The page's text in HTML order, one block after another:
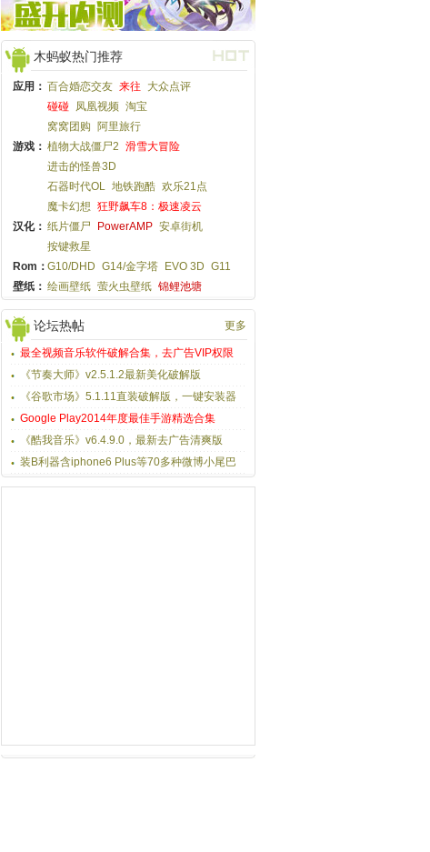
木蚂蚁热门推荐
应用： 百合婚恋交友 来往
大众点评
碰碰 凤凰视频 淘宝
窝窝团购
阿里旅行
游戏： 植物大战僵尸2 滑雪大冒险
进击的怪兽3D
石器时代OL 地铁跑酷 欢乐21点
魔卡幻想 狂野飙车8：极速凌云
汉化： 纸片僵尸 PowerAMP 安卓街机
按键救星
Rom：G10/DHD G14/金字塔 EVO 3D G11
壁纸： 绘画壁纸 萤火虫壁纸 锦鲤池塘
论坛热帖 更多
最全视频音乐软件破解合集，去广告VIP权限
《节奏大师》v2.5.1.2最新美化破解版
《谷歌市场》5.1.11直装破解版，一键安装器
Google Play2014年度最佳手游精选合集
《酷我音乐》v6.4.9.0，最新去广告清爽版
装B利器含iphone6 Plus等70多种微博小尾巴